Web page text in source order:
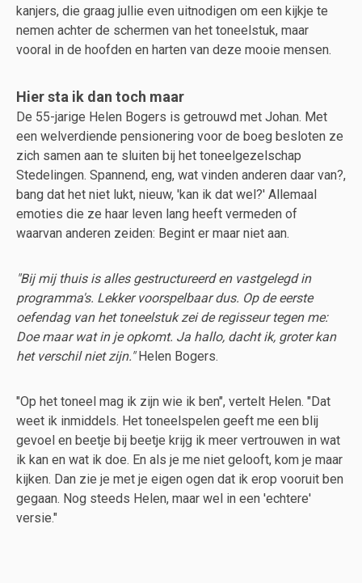
kanjers, die graag jullie even uitnodigen om een kijkje te
nemen achter de schermen van het toneelstuk, maar
vooral in de hoofden en harten van deze mooie mensen.
Hier sta ik dan toch maar
De 55-jarige Helen Bogers is getrouwd met Johan. Met
een welverdiende pensionering voor de boeg besloten ze
zich samen aan te sluiten bij het toneelgezelschap
Stedelingen. Spannend, eng, wat vinden anderen daar van?,
bang dat het niet lukt, nieuw, 'kan ik dat wel?' Allemaal
emoties die ze haar leven lang heeft vermeden of
waarvan anderen zeiden: Begint er maar niet aan.
"Bij mij thuis is alles gestructureerd en vastgelegd in
programma's. Lekker voorspelbaar dus. Op de eerste
oefendag van het toneelstuk zei de regisseur tegen me:
Doe maar wat in je opkomt. Ja hallo, dacht ik, groter kan
het verschil niet zijn."Helen Bogers.
"Op het toneel mag ik zijn wie ik ben", vertelt Helen. "Dat
weet ik inmiddels. Het toneelspelen geeft me een blij
gevoel en beetje bij beetje krijg ik meer vertrouwen in wat
ik kan en wat ik doe. En als je me niet gelooft, kom je maar
kijken. Dan zie je met je eigen ogen dat ik erop vooruit ben
gegaan. Nog steeds Helen, maar wel in een 'echtere'
versie."